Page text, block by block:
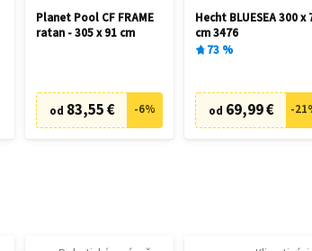
Planet Pool CF FRAME
ratan - 305 x 91 cm
od 83,55 € -6%
Hecht BLUESEA 300 x
cm 3476
73 %
od 69,99 € -21